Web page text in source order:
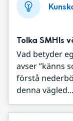
Tolka SMHIs
Vad betyder
avser ”känns
förstå
denna vägled...